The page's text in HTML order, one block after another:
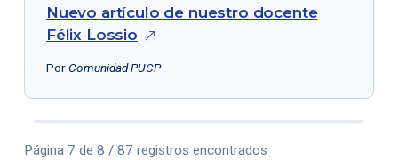
Nuevo artículo de nuestro docente
Félix Lossio
PorComunidad PUCP
Página 7 de 8 / 87 registros encontrados